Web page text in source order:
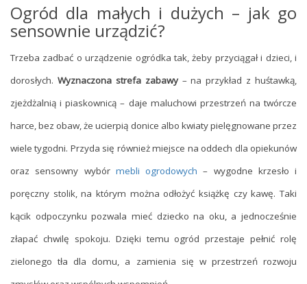
Ogród dla małych i dużych – jak go
sensownie urządzić?
Trzeba zadbać o urządzenie ogródka tak, żeby przyciągał i dzieci, i
dorosłych. Wyznaczona strefa zabawy– na przykład z huśtawką,
zjeżdżalnią i piaskownicą – daje maluchowi przestrzeń na twórcze
harce, bez obaw, że ucierpią donice albo kwiaty pielęgnowane przez
wiele tygodni. Przyda się również miejsce na oddech dla opiekunów
oraz sensowny wybór mebli ogrodowych – wygodne krzesło i
poręczny stolik, na którym można odłożyć książkę czy kawę. Taki
kącik odpoczynku pozwala mieć dziecko na oku, a jednocześnie
złapać chwilę spokoju. Dzięki temu ogród przestaje pełnić rolę
zielonego tła dla domu, a zamienia się w przestrzeń rozwoju